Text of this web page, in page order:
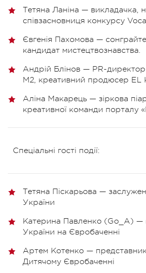
Тетяна Ланіна — викладачка,
співзасновниця конкурсу
Євгенія Пахомова —
кандидат мистецтвознавства.
Андрій Блінов — PR-директор
М2, креативний продюсер EL
Аліна Макарець — зіркова
креативної команди порталу
Спеціальні гості події:
Тетяна Піскарьова —
України
Катерина Павленко (Go_A) —
України на Євробаченні
Артем Котенко —
Дитячому Євробаченні